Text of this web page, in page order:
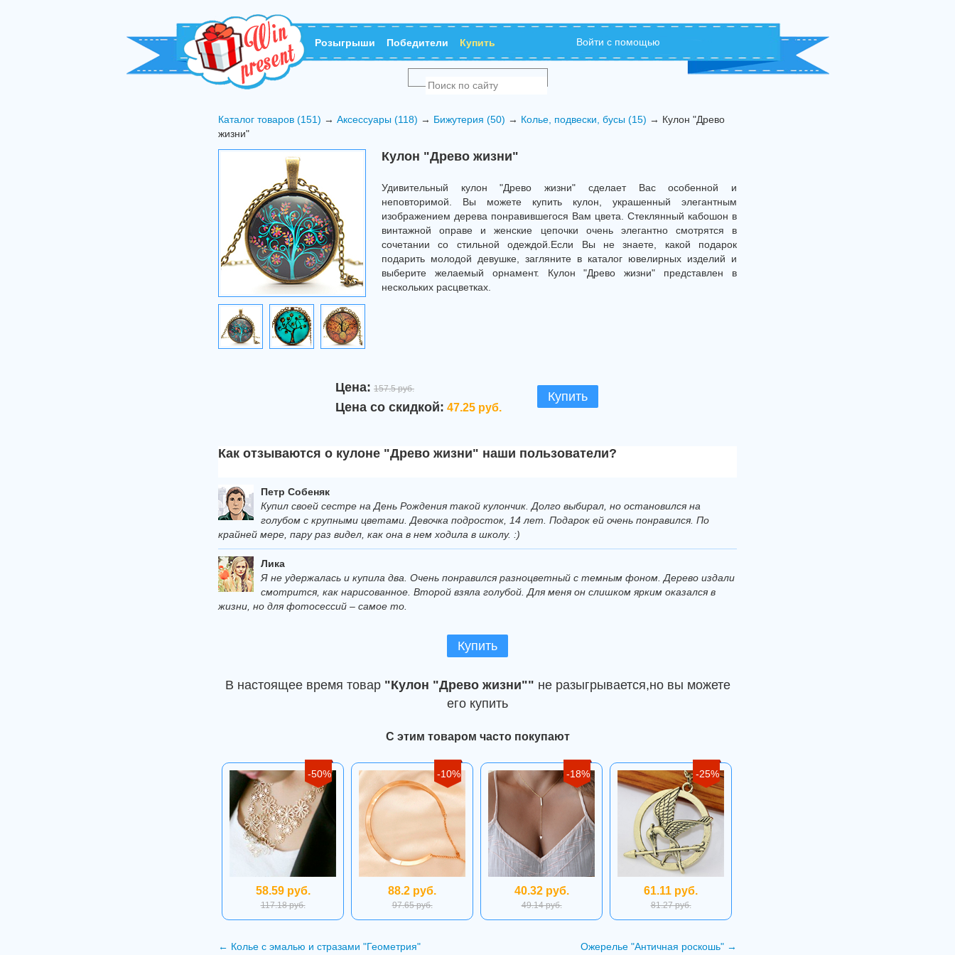
Розыгрыши Победители Купить Войти с помощью
Каталог товаров (151) → Аксессуары (118) → Бижутерия (50) → Колье, подвески, бусы (15) → Кулон "Древо
жизни"
Кулон "Древо жизни"
Удивительный кулон "Древо жизни" сделает Вас особенной и
неповторимой. Вы можете купить кулон, украшенный элегантным
изображением дерева понравившегося Вам цвета. Стеклянный кабошон в
винтажной оправе и женские цепочки очень элегантно смотрятся в
сочетании со стильной одеждой.Если Вы не знаете, какой подарок
подарить молодой девушке, загляните в каталог ювелирных изделий и
выберите желаемый орнамент. Кулон "Древо жизни" представлен в
нескольких расцветках.
Цена: 157.5 руб.
Цена со скидкой: 47.25 руб.
Купить
Как отзываются о кулоне "Древо жизни" наши пользователи?
Петр Собеняк
Купил своей сестре на День Рождения такой кулончик. Долго выбирал, но остановился на
голубом с крупными цветами. Девочка подросток, 14 лет. Подарок ей очень понравился. По
крайней мере, пару раз видел, как она в нем ходила в школу. :)
Лика
Я не удержалась и купила два. Очень понравился разноцветный с темным фоном. Дерево издали
смотрится, как нарисованное. Второй взяла голубой. Для меня он слишком ярким оказался в
жизни, но для фотосессий – самое то.
Купить
В настоящее время товар "Кулон "Древо жизни"" не разыгрывается,но вы можете
его купить
С этим товаром часто покупают
-50%
58.59 руб.
117.18 руб.
-10%
88.2 руб.
97.65 руб.
-18%
40.32 руб.
49.14 руб.
-25%
61.11 руб.
81.27 руб.
← Колье с эмалью и стразами "Геометрия" Ожерелье "Античная роскошь" →